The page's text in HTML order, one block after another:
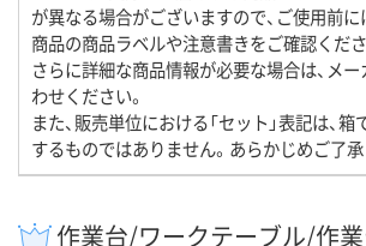
が異なる場合がございますので、ご使用前
商品の商品ラベルや注意書きをご確認くださ
さらに詳細な商品情報が必要な場合は、メ
わせください。
また、販売単位における「セット」表記は、
するものではありません。あらかじめご了承
作業台/ワークテーブル/作